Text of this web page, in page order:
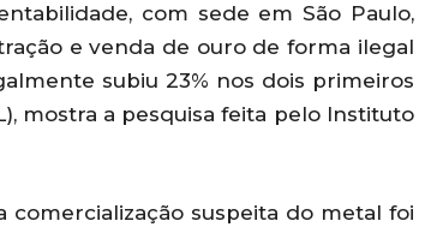
com sede em São Paulo,
e venda de ouro de forma ilegal
subiu 23% nos dois primeiros
mostra a pesquisa feita pelo Instituto
comercialização suspeita do metal foi